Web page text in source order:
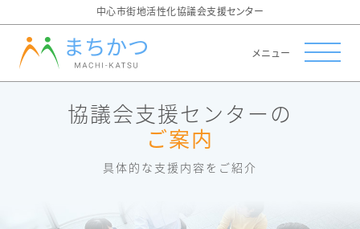
中心市街地活性化協議会支援センター
メニュー
協議会支援センターの
ご案内
具体的な支援内容をご紹介